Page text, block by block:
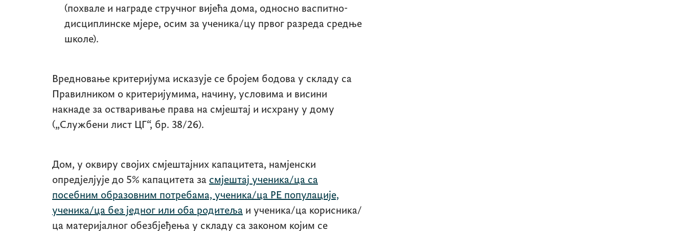
(похвале и награде стручног вијећа дома, односно васпитно-
дисциплинске мјере, осим за ученика/цу првог разреда средње
школе).
Вредновање критеријума исказује се бројем бодова у складу са
Правилником о критеријумима, начину, условима и висини
накнаде за остваривање права на смјештај и исхрану у дому
(„Службени лист ЦГ“, бр. 38/26).
Дом, у оквиру својих смјештајних капацитета, намјенски
опредјелјује до 5% капацитета за смјештај ученика/ца са
посебним образовним потребама, ученика/ца РЕ популације,
ученика/ца без једног или оба родитеља и ученика/ца корисника/
ца материјалног обезбјеђења у складу са законом којим се